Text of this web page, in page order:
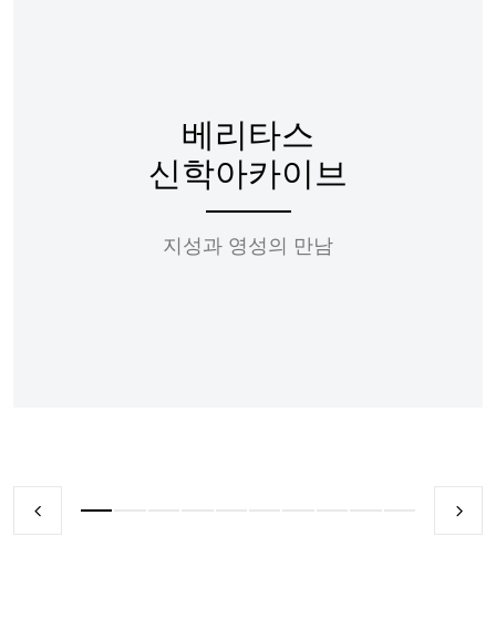
베리타스
신학아카이브
지성과 영성의 만남